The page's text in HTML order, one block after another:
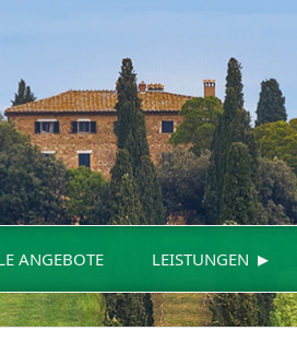
ANGEBOTE LEISTUNGEN ▸